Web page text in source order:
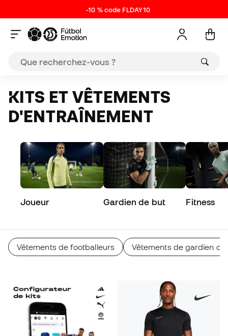
-10 % code FLDAY10
KITS ET VÊTEMENTS
D'ENTRAÎNEMENT
Joueur Gardien de but Fitness
Vêtements de footballeurs Vêtements de gardien de